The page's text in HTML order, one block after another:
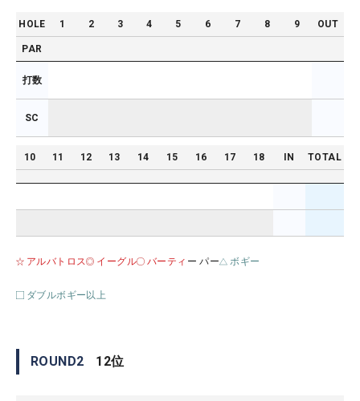
HOLE 1 2 3 4 5 6 7 8 9 OUT
PAR
打数
SC
10 11 12 13 14 15 16 17 18 IN TOTAL
アルバトロス イーグル バーティ ー パー ボギー
ダブルボギー以上
ROUND2 12位